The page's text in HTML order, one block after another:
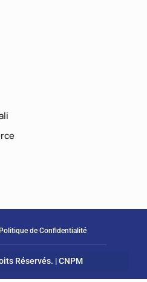
Politique de Confidentialité
Réservés. | CNPM